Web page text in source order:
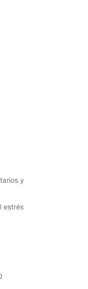
y
estrés